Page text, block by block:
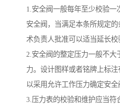
1.安全阀一般每年至少校验一
安全阀，当满足本条所规定
术负责人批准可以适当延长校
2.安全阀的整定压力一般不大
力。设计图样或者铭牌上标注
以采用允许工作压力确定安全
3.压力表的校验和维护应当符